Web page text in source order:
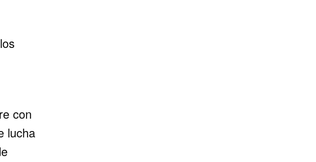
con
lucha